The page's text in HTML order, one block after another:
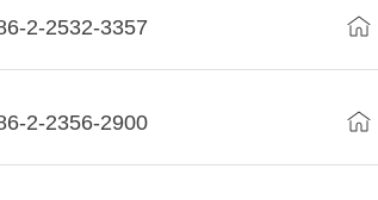
2-2532-3357
2-2356-2900